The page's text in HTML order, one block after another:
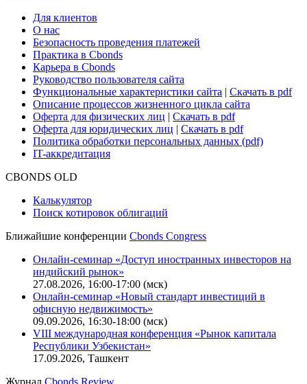
Глоссарий
Поддержка
Для клиентов
О нас
Безопасность проведения платежей
Практика в Cbonds
Карьера в Cbonds
Руководство пользователя сайта
Функциональные характеристики сайта|Скачать в pdf
Описание процессов жизненного цикла сайта
Оферта для физических лиц
Оферта для юридических лиц
IT-аккредитация
Поиск котировок облигаций
Ближайшие конференцииCbonds Congress
Онлайн-семинар «Доступ иностранных инвесторов на
индийский рынок»
27.08.2026, 16:00-17:00 (мск)
Онлайн-семинар «Новый стандарт инвестиций в
офисную недвижимость»
VIII международная конференция «Рынок капитала